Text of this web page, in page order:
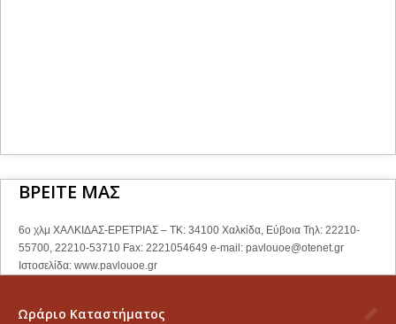
ΒΡΕΙΤΕ ΜΑΣ
6ο χλμ ΧΑΛΚΙΔΑΣ-ΕΡΕΤΡΙΑΣ – ΤΚ: 34100 Χαλκίδα, Εύβοια Τηλ: 22210-
55700, 22210-53710 Fax: 2221054649 e-mail: pavlouoe@otenet.gr
Ιστοσελίδα: www.pavlouoe.gr
Ωράριο Καταστήματος